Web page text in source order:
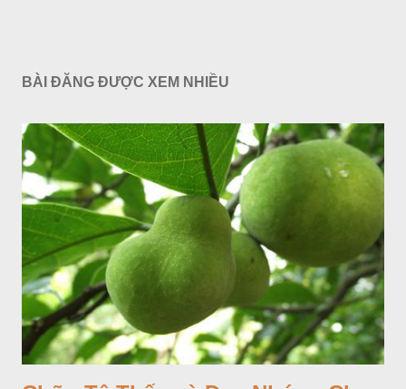
BÀI ĐĂNG ĐƯỢC XEM NHIỀU